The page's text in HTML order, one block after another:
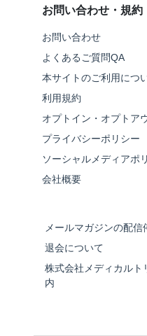
お問い合わせ・規約
お問い合わせ
よくあるご質問QA
本サイトのご利用につ
利用規約
オプトイン・オプトア
プライバシーポリシー
ソーシャルメディアポ
会社概要
メールマガジンの配信
退会について
株式会社メディカル
内